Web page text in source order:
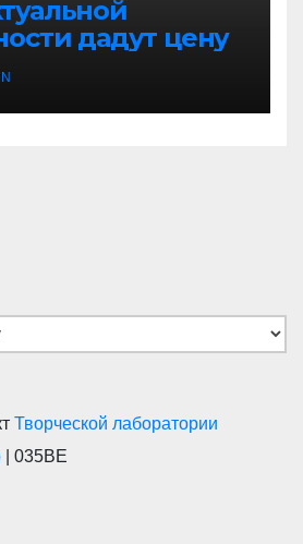
дадут цену
Творческой лаборатории
| 035BE